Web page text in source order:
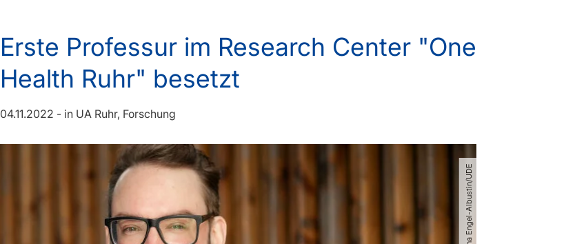
Erste Professur im Research Center "One
Health Ruhr" besetzt
04.11.2022 - in UA Ruhr Forschung
© Bettina Engel-Albustin​/​UDE